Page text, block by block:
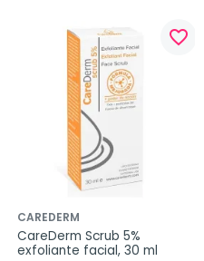
favorite_border
CAREDERM
CareDerm Scrub 5%
exfoliante facial, 30 ml